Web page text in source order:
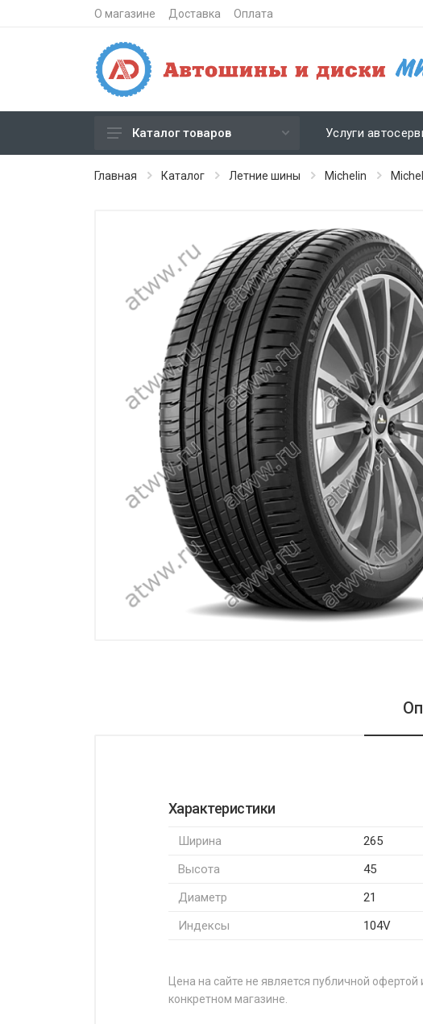
О магазине Доставка Оплата
Зимние шипованные шины
Литые диски
Штампованные диски
Кованые диски
Каталог товаров Услуги
Главная Каталог Летние шины Michelin
Характеристики
Ширина
265
Высота
45
Диаметр
21
Индексы
104V
Цена на сайте не является публичной
конкретном магазине.